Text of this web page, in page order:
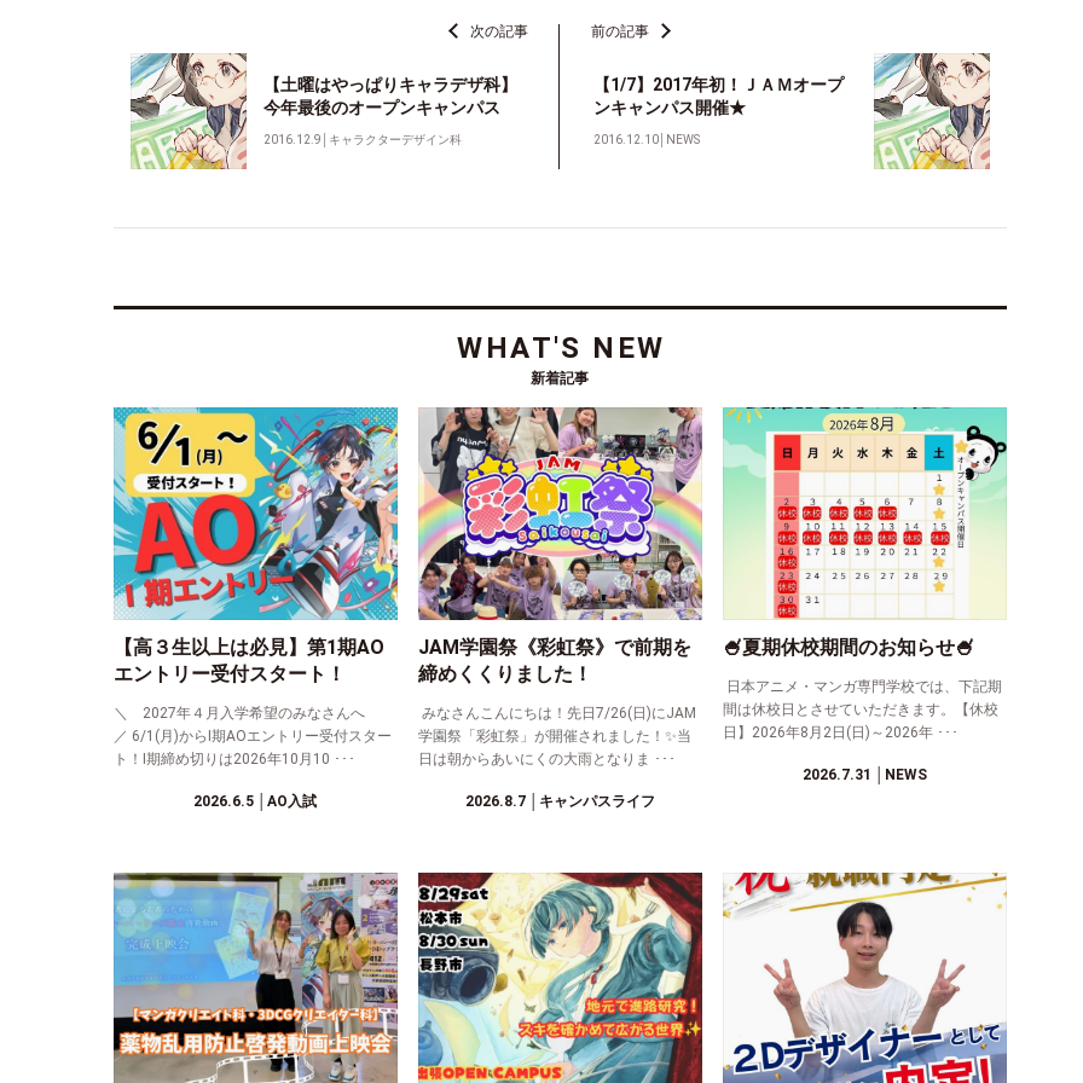
次の記事
【土曜はやっぱりキャラデザ科】
今年最後のオープンキャンパス
2016.12.9 キャラクターデザイン科
前の記事
【1/7】2017年初！ＪＡＭオープ
ンキャンパス開催★
2016.12.10 NEWS
WHAT'S NEW
新着記事
【高３生以上は必見】第1期AO
エントリー受付スタート！
＼ 2027年４月入学希望のみなさんへ
／ 6/1(月)からⅠ期AOエントリー受付スター
ト！Ⅰ期締め切りは2026年10月10 ･･･
2026.6.5 │AO入試
JAM学園祭《彩虹祭》で前期を
締めくくりました！
みなさんこんにちは！先日7/26(日)にJAM
学園祭「彩虹祭」が開催されました！✨当
日は朝からあいにくの大雨となりま ･･･
2026.8.7│キャンパスライフ
🍧夏期休校期間のお知らせ🍧
日本アニメ・マンガ専門学校では、下記期
間は休校日とさせていただきます。【休校
日】2026年8月2日(日)～2026年 ･･･
2026.7.31 │NEWS